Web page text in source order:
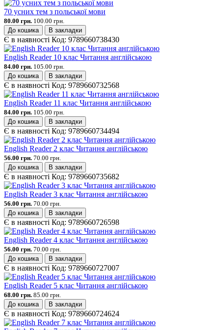
70 усних тем з польської мови
80.00 грн. 100.00 грн.
До кошика
В закладки
Є в наявності Код: 9789660738430
English Reader 10 клас Читання англійською
84.00 грн. 105.00 грн.
До кошика
В закладки
Є в наявності Код: 9789660732568
English Reader 11 клас Читання англійською
84.00 грн. 105.00 грн.
До кошика
В закладки
Є в наявності Код: 9789660734494
English Reader 2 клас Читання англійською
56.00 грн. 70.00 грн.
До кошика
В закладки
Є в наявності Код: 9789660735682
English Reader 3 клас Читання англійською
56.00 грн. 70.00 грн.
До кошика
В закладки
Є в наявності Код: 9789660726598
English Reader 4 клас Читання англійською
56.00 грн. 70.00 грн.
До кошика
В закладки
Є в наявності Код: 9789660727007
English Reader 5 клас Читання англійською
68.00 грн. 85.00 грн.
До кошика
В закладки
Є в наявності Код: 9789660724624